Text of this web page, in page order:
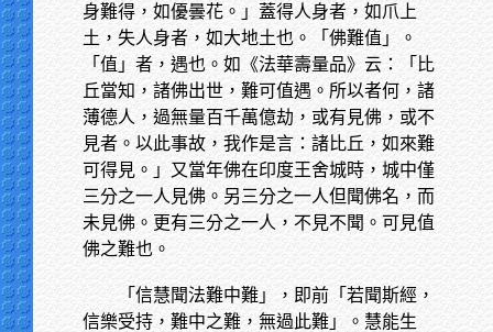
身難得，如優曇花。」蓋得人身者，如爪上
土，失人身者，如大地土也。「佛難值」。
「值」者，遇也。如《法華壽量品》云：「比
丘當知，諸佛出世，難可值遇。所以者何，諸
薄德人，過無量百千萬億劫，或有見佛，或不
見者。以此事故，我作是言：諸比丘，如來難
可得見。」又當年佛在印度王舍城時，城中僅
三分之一人見佛。另三分之一人但聞佛名，而
未見佛。更有三分之一人，不見不聞。可見值
佛之難也。
「信慧聞法難中難」，即前「若聞斯經，
信樂受持，難中之難，無過此難」。慧能生